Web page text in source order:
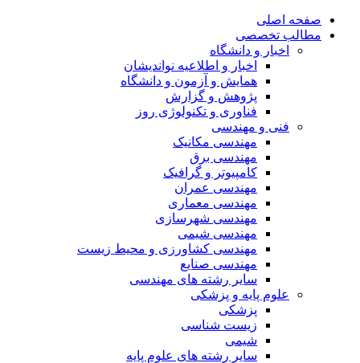
اصلی
تخصصی
اخبار و دانشگاه
اخبار و اطلاعیه نواندیشان
همایش و آزمون و دانشگاه
پژوهش و گزارش
فناوری و تکنولوژی روز
فنی و مهندسی
مهندسی مکانیک
مهندسی برق
کامپیوتر و گرافیک
مهندسی عمران
مهندسی معماری
مهندسی شهرسازی
مهندسی شیمی
مهندسی کشاورزی و محیط زیست
مهندسی صنایع
سایر رشته های مهندسی
علوم پایه و پزشکی
پزشکی
زیست شناسی
سایر رشته های علوم پایه